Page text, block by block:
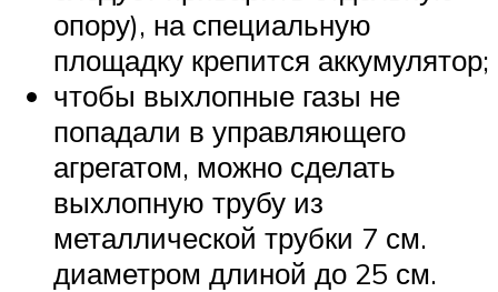
опору), на специальную
площадку крепится аккумулятор;
чтобы выхлопные газы не
попадали в управляющего
агрегатом, можно сделать
выхлопную трубу из
металлической трубки 7 см.
диаметром длиной до 25 см.